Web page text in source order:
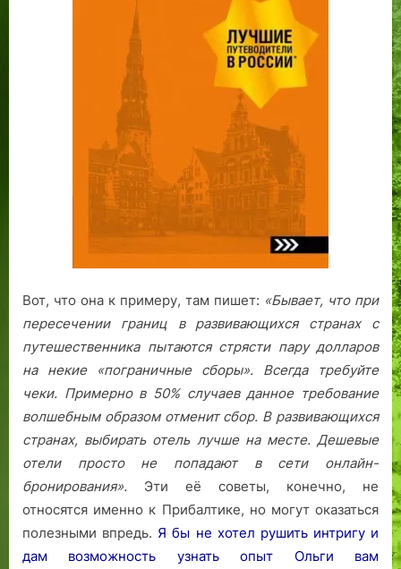
Вот, что она к примеру, там пишет: «Бывает, что при
пересечении границ в развивающихся странах с
путешественника пытаются стрясти пару долларов
на некие «пограничные сборы». Всегда требуйте
чеки. Примерно в 50% случаев данное требование
волшебным образом отменит сбор. В развивающихся
странах, выбирать отель лучше на месте. Дешевые
отели просто не попадают в сети онлайн-
бронирования». Эти её советы, конечно, не
относятся именно к Прибалтике, но могут оказаться
полезными впредь. Я бы не хотел рушить интригу и
дам возможность узнать опыт Ольги вам